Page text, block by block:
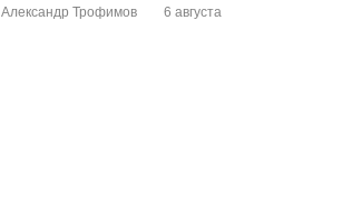
Александр Трофимов 6 августа